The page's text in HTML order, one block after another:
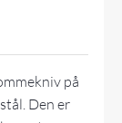
på
Den er